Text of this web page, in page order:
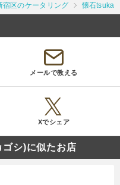
宿区のケータリング 懐石
メールで教える
Xでシェア
シ)に似たお店